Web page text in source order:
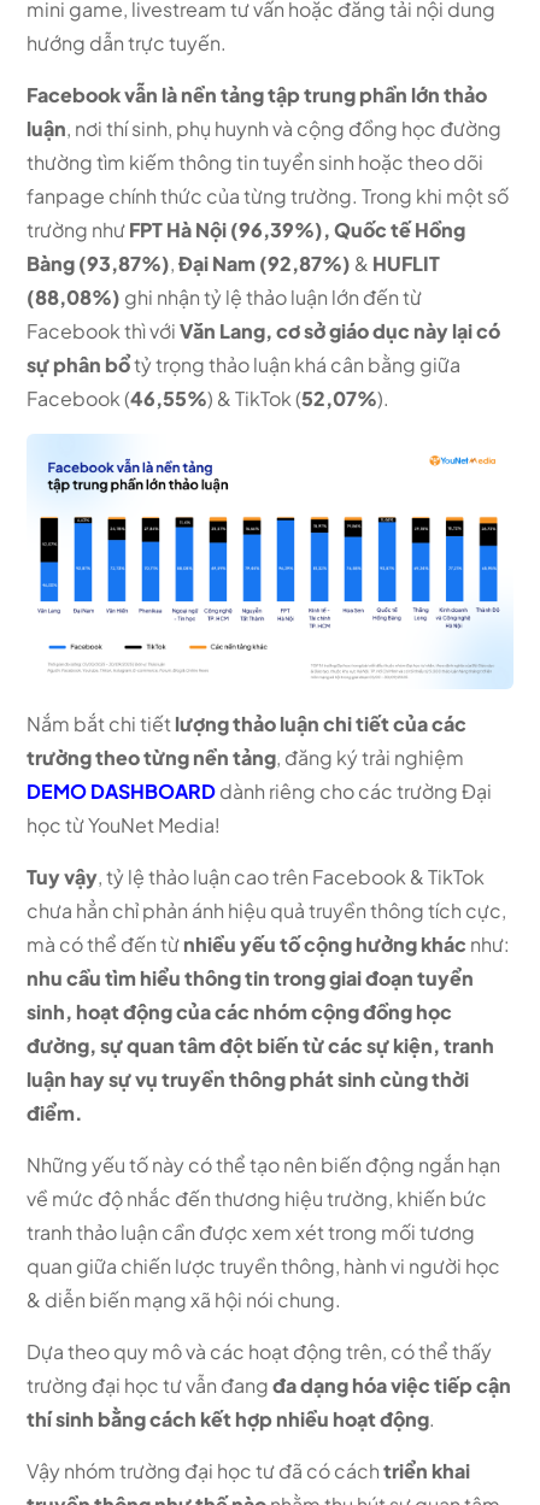
mini game, livestream tư vấn hoặc đăng tải nội dung
hướng dẫn trực tuyến.
Facebook vẫn là nền tảng tập trung phần lớn thảo
luận, nơi thí sinh, phụ huynh và cộng đồng học đường
thường tìm kiếm thông tin tuyển sinh hoặc theo dõi
fanpage chính thức của từng trường. Trong khi một số
trường nhưFPT Hà Nội (96,39%), Quốc tế Hồng
Bàng (93,87%),Đại Nam (92,87%) & HUFLIT
(88,08%) ghi nhận tỷ lệ thảo luận lớn đến từ
Facebook thì vớiVăn Lang, cơ sở giáo dục này lại có
sự phân bổtỷ trọng thảo luận khá cân bằng giữa
Facebook (46,55%) & TikTok (52,07%).
Nắm bắt chi tiết lượng thảo luận chi tiết của các
trường theo từng nền tảng, đăng ký trải nghiệm
DEMO DASHBOARDdành riêng cho các trường Đại
học từ YouNet Media!
Tuy vậy, tỷ lệ thảo luận cao trên Facebook & TikTok
chưa hẳn chỉ phản ánh hiệu quả truyền thông tích cực,
mà có thể đến từnhiều yếu tố cộng hưởng khác như:
nhu cầu tìm hiểu thông tin trong giai đoạn tuyển
sinh, hoạt động của các nhóm cộng đồng học
đường, sự quan tâm đột biến từ các sự kiện, tranh
luận hay sự vụ truyền thông phát sinh cùng thời
điểm.
Những yếu tố này có thể tạo nên biến động ngắn hạn
về mức độ nhắc đến thương hiệu trường, khiến bức
tranh thảo luận cần được xem xét trong mối tương
quan giữa chiến lược truyền thông, hành vi người học
& diễn biến mạng xã hội nói chung.
Dựa theo quy mô và các hoạt động trên, có thể thấy
trường đại học tư vẫn đangđa dạng hóa việc tiếp cận
thí sinh bằng cách kết hợp nhiều hoạt động.
Vậy nhóm trường đại học tư đã có cáchtriển khai